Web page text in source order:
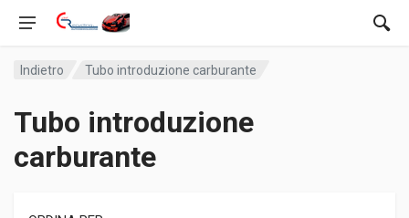
Indietro Tubo introduzione carburante
Tubo introduzione
carburante